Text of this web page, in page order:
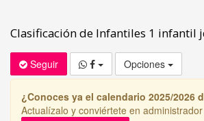
Clasificación de Infantiles 1 infantil
Seguir Opciones
¿Conoces ya el calendario 2025/2026
Actualízalo y conviértete en